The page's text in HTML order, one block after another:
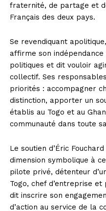
fraternité, de partage et
Français des deux pays.
Se revendiquant
affirme son
politiques et dit vouloir
collectif. Ses
priorités : accompagner
distinction, apporter un
établis au Togo et au
communauté dans toute
Le soutien d’Éric
dimension symbolique à
pilote privé, détenteur
Togo, chef d’entreprise et
dit inscrire son
d’action au service de la